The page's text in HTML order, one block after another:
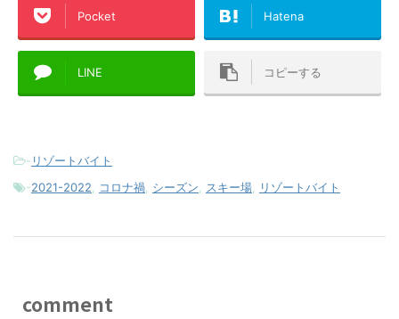
Pocket Hatena
LINE コピーする
- リゾートバイト
-2021-2022 コロナ禍 シーズン スキー場 リゾートバイト
comment